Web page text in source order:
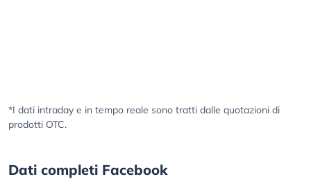
*I dati intraday e in tempo reale sono tratti dalle quotazioni di
prodotti OTC.
Dati completi Facebook